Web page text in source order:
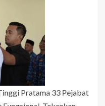
Pratama 33 Pejabat